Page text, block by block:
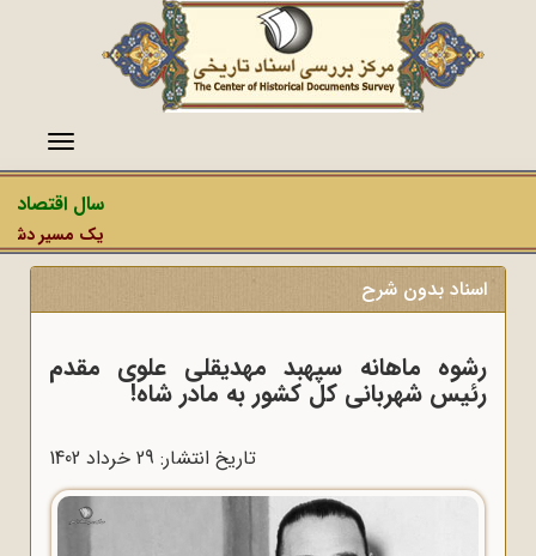
منو
سال اقتصاد
یک مسیر
اسناد بدون شرح
رشوه ماهانه سپهبد مهدیقلی علوی مقدم
رئیس شهربانی کل کشور به مادر شاه!
تاریخ انتشار: 29 خرداد 1402